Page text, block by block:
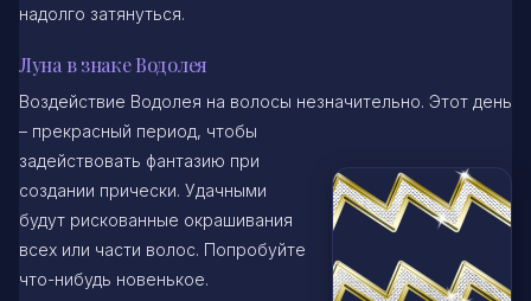
надолго затянуться.
Луна в знаке Водолея
Воздействие Водолея на волосы незначительно. Этот день
– прекрасный период, чтобы
задействовать фантазию при
создании прически. Удачными
будут рискованные окрашивания
всех или части волос. Попробуйте
что-нибудь новенькое.